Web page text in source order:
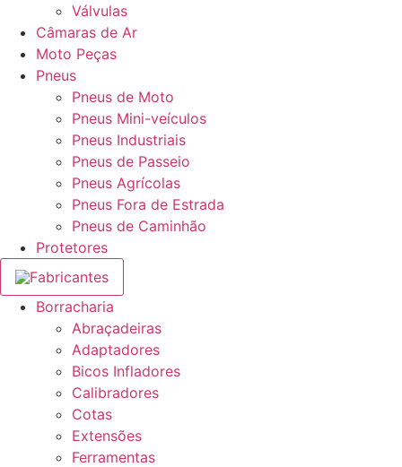
Válvulas
Câmaras de Ar
Moto Peças
Pneus
Pneus de Moto
Pneus Mini-veículos
Pneus Industriais
Pneus de Passeio
Pneus Agrícolas
Pneus Fora de Estrada
Pneus de Caminhão
Protetores
Fabricantes
Borracharia
Abraçadeiras
Adaptadores
Bicos Infladores
Calibradores
Cotas
Extensões
Ferramentas